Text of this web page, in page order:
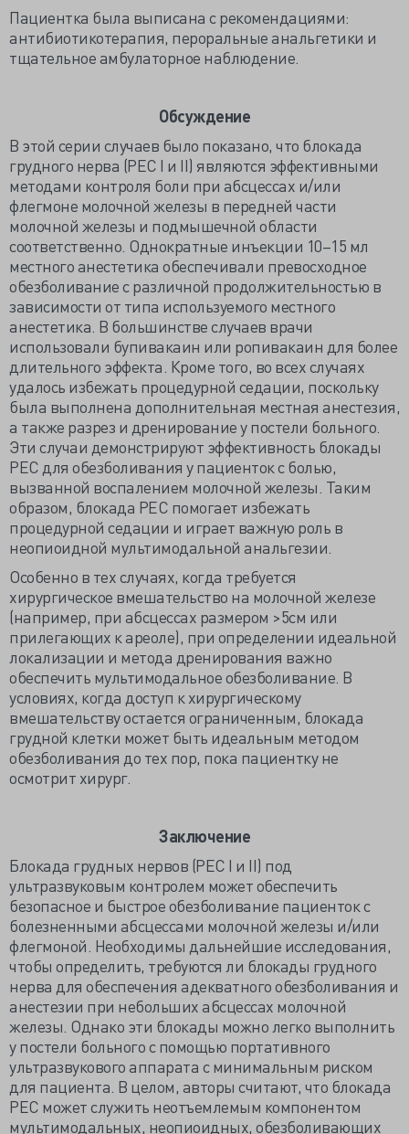
Пациентка была выписана с рекомендациями:
антибиотикотерапия, пероральные анальгетики и
тщательное амбулаторное наблюдение.
Обсуждение
В этой серии случаев было показано, что блокада
грудного нерва (РЕС I и II) являются эффективными
методами контроля боли при абсцессах и/или
флегмоне молочной железы в передней части
молочной железы и подмышечной области
соответственно. Однократные инъекции 10–15 мл
местного анестетика обеспечивали превосходное
обезболивание с различной продолжительностью в
зависимости от типа используемого местного
анестетика. В большинстве случаев врачи
использовали бупивакаин или ропивакаин для более
длительного эффекта. Кроме того, во всех случаях
удалось избежать процедурной седации, поскольку
была выполнена дополнительная местная анестезия,
а также разрез и дренирование у постели больного.
Эти случаи демонстрируют эффективность блокады
РЕС для обезболивания у пациенток с болью,
вызванной воспалением молочной железы. Таким
образом, блокада PЕС помогает избежать
процедурной седации и играет важную роль в
неопиоидной мультимодальной анальгезии.
Особенно в тех случаях, когда требуется
хирургическое вмешательство на молочной железе
(например, при абсцессах размером >5см или
прилегающих к ареоле), при определении идеальной
локализации и метода дренирования важно
обеспечить мультимодальное обезболивание. В
условиях, когда доступ к хирургическому
вмешательству остается ограниченным, блокада
грудной клетки может быть идеальным методом
обезболивания до тех пор, пока пациентку не
осмотрит хирург.
Заключение
Блокада грудных нервов (РЕС I и II) под
ультразвуковым контролем может обеспечить
безопасное и быстрое обезболивание пациенток с
болезненными абсцессами молочной железы и/или
флегмоной. Необходимы дальнейшие исследования,
чтобы определить, требуются ли блокады грудного
нерва для обеспечения адекватного обезболивания и
анестезии при небольших абсцессах молочной
железы. Однако эти блокады можно легко выполнить
у постели больного с помощью портативного
ультразвукового аппарата с минимальным риском
для пациента. В целом, авторы считают, что блокада
PЕС может служить неотъемлемым компонентом
мультимодальных, неопиоидных, обезболивающих